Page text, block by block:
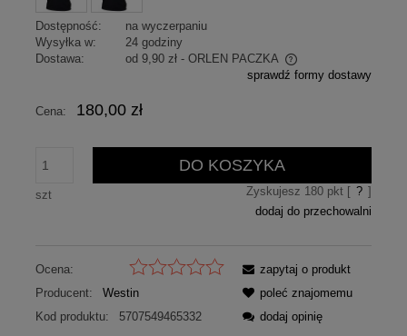
Dostępność:
na wyczerpaniu
Wysyłka w:
24 godziny
Dostawa:
od 9,90 zł - ORLEN PACZKA
Cena nie zawiera ewentualnych kosztów płatności
sprawdź formy dostawy
Cena: 180,00 zł
szt
DO KOSZYKA
Zyskujesz 180pkt [ ? ]
dodaj do przechowalni
Ocena:
Producent:
Westin
Kod produktu:
5707549465332
zapytaj o produkt
poleć znajomemu
dodaj opinię